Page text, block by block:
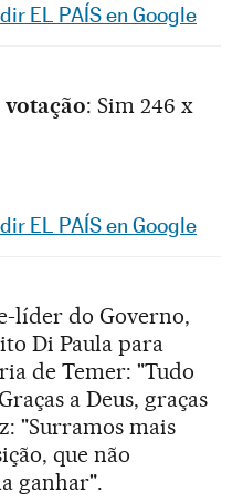
Twitter
Redes Sociales
EL PAÍS en Google
: Sim 246 x
Twitter
Redes Sociales
EL PAÍS en Google
líder do Governo,
Di Paula para
de Temer: "Tudo
a Deus, graças
"Surramos mais
que não
ganhar".